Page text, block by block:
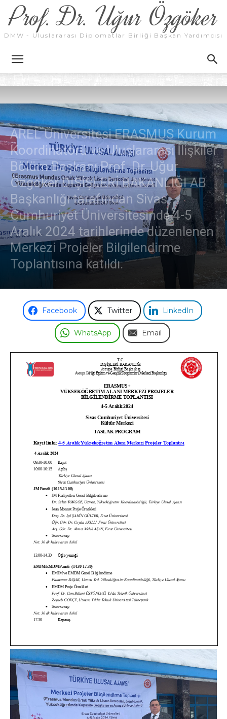
Prof. Dr. Uğur Özgöker
DMW - Uluslararası Diplomatlar Birliği Başkan Yardımcısı
AREL Üniversitesi ERASMUS Kurum
Koordinatörü ve Uluslararası İlişkiler
Bölüm Başkanı Prof. Dr. Uğur
Özgöker DIŞİŞLERİ BAKANLIĞI AB
Başkanlığı tarafından Sivas
Cumhuriyet Üniversitesinde 4-5
Aralık 2024 tarihlerinde düzenlenen
Merkezi Projeler Bilgilendirme
Toplantısına katıldı.
Facebook Twitter LinkedIn
WhatsApp Email